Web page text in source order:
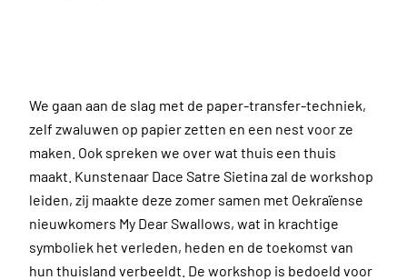
We gaan aan de slag met de paper-transfer-techniek,
zelf zwaluwen op papier zetten en een nest voor ze
maken. Ook spreken we over wat thuis een thuis
maakt. Kunstenaar Dace Satre Sietina zal de workshop
leiden, zij maakte deze zomer samen met Oekraïense
nieuwkomers My Dear Swallows, wat in krachtige
symboliek het verleden, heden en de toekomst van
hun thuisland verbeeldt. De workshop is bedoeld voor